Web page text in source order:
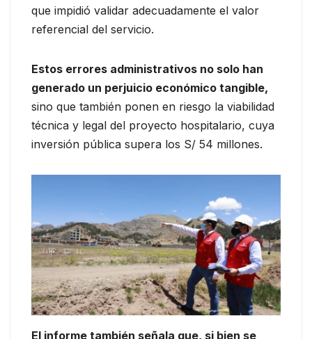
que impidió validar adecuadamente el valor
referencial del servicio.
Estos errores administrativos no solo han
generado un perjuicio económico tangible,
sino que también ponen en riesgo la viabilidad
técnica y legal del proyecto hospitalario, cuya
inversión pública supera los S/ 54 millones.
El informe también señala que, si bien se